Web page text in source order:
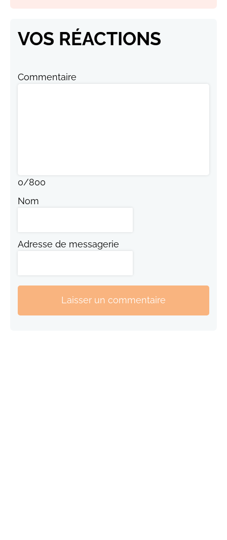
VOS RÉACTIONS
Commentaire
0/800
Nom
Adresse de messagerie
Laisser un commentaire